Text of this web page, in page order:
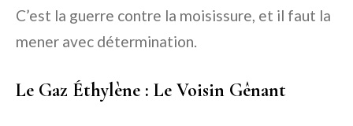
C’est la guerre contre la moisissure, et il faut la
mener avec détermination.
Le Gaz Éthylène : Le Voisin Gênant